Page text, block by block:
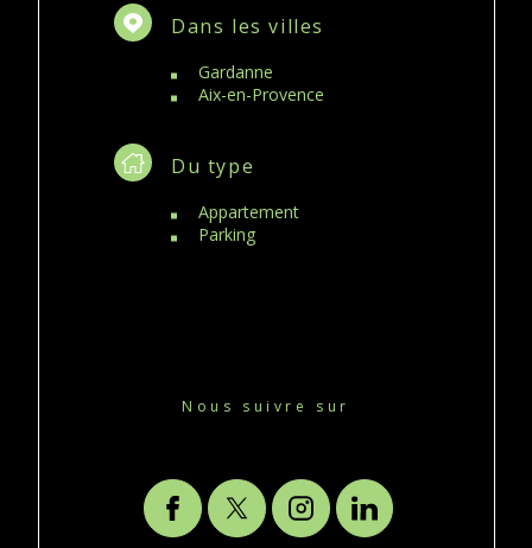
Dans les villes
Gardanne
Aix-en-Provence
Du type
Appartement
Parking
Nous suivre sur